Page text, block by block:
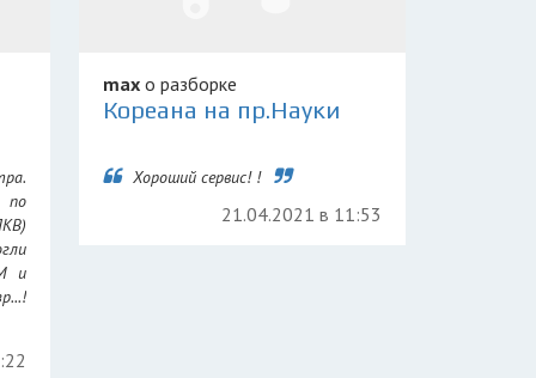
по
и
max о разборке
Кореана на пр.Науки
Хороший сервис! !
21.04.2021 в 11:53